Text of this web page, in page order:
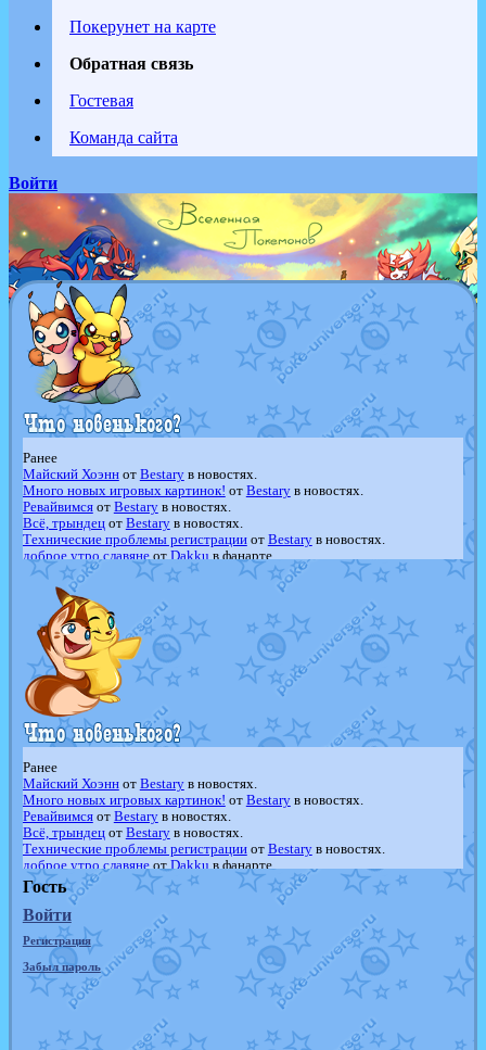
Покерунет на карте
Обратная связь
Гостевая
Команда сайта
Войти
Ранее
Майский Хоэннот Bestaryв новостях.
Много новых игровых картинок! от Bestaryв новостях.
Ревайвимсяот Bestaryв новостях.
Всё, трындецот Bestaryв новостях.
Технические проблемы регистрацииот Bestaryв новостях.
доброе утро славянеот Dakku в фанарте.
Йолда и Мимикью отMavisNyanCatв фанарте.
Недовольный котомангуст
в фанарте.
The Dark Wishmaker
отRandomon
шадоу спиритомб
отilovearceus
в фанарте.
траббиш отilovearceusв фанарте.
Raging BoltотGraceDaFox
в фанарте.
Shadow mismagiusотJOK_julia
в фанарте.
художникотvicavicaв фанарте.
Ранее
Майский Хоэннот Bestaryв новостях.
Много новых игровых картинок! от Bestaryв новостях.
Ревайвимсяот Bestaryв новостях.
Всё, трындецот Bestaryв новостях.
Технические проблемы регистрацииот Bestaryв новостях.
доброе утро славянеот Dakku в фанарте.
Йолда и МимикьюотMavisNyanCatв фанарте.
Недовольный котомангуст
в фанарте.
The Dark Wishmaker
отRandomon
шадоу спиритомб
отilovearceus
в фанарте.
траббишотilovearceusв фанарте.
Raging BoltотGraceDaFox
Shadow mismagiusотJOK_julia
в фанарте.
художникот vicavicaв фанарте.
Гость
Войти
Регистрация
Забыл пароль